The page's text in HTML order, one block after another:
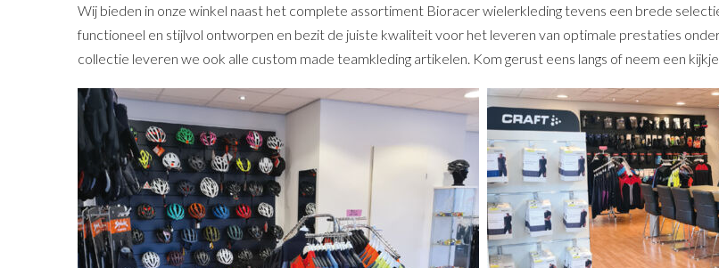
Wij bieden in onze winkel naast het complete assortiment Bioracer wielerkleding tevens een brede
functioneel en stijlvol ontworpen en bezit de juiste kwaliteit voor het leveren van optimale prestaties
collectie leveren we ook alle custom made teamkleding artikelen. Kom gerust eens langs of neem een